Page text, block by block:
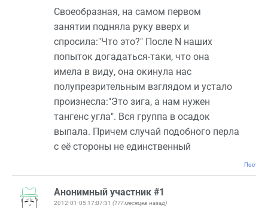
Своеобразная, на самом первом
занятии подняла руку вверх и
спросила:"Что это?" После N наших
попыток догадаться-таки, что она
имела в виду, она окинула нас
полупрезрительным взглядом и устало
произнесла:"Это зига, а нам нужен
тангенс угла". Вся группа в осадок
выпала. Причем случай подобного перла
с её стороны не единственный
Анонимный участник #1
2012-01-05 17:07:31 (177 месяцев назад)